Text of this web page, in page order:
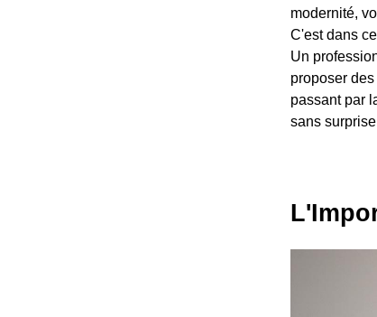
modernité,
C'est dans
Un
proposer
passant par
sans